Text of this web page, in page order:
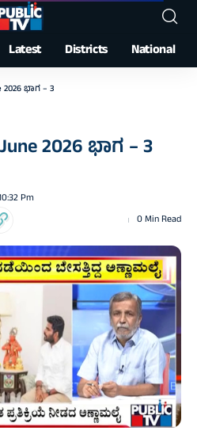
Latest Districts National
ಭಾಗ – 3
2026 ಭಾಗ – 3
Pm
0 Min Read